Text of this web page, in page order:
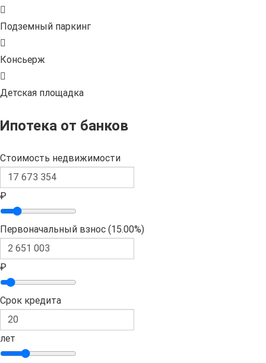
Подземный паркинг
Консьерж
Детская площадка
Ипотека от банков
Стоимость недвижимости
₽
Первоначальный взнос (15.00%)
₽
Срок кредита
лет